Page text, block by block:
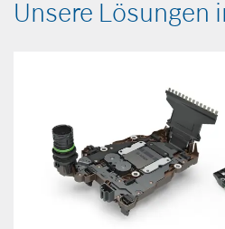
Unsere Lösungen